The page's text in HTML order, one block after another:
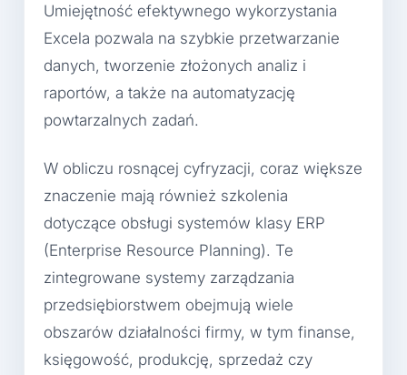
Umiejętność efektywnego wykorzystania
Excela pozwala na szybkie przetwarzanie
danych, tworzenie złożonych analiz i
raportów, a także na automatyzację
powtarzalnych zadań.
W obliczu rosnącej cyfryzacji, coraz większe
znaczenie mają również szkolenia
dotyczące obsługi systemów klasy ERP
(Enterprise Resource Planning). Te
zintegrowane systemy zarządzania
przedsiębiorstwem obejmują wiele
obszarów działalności firmy, w tym finanse,
księgowość, produkcję, sprzedaż czy